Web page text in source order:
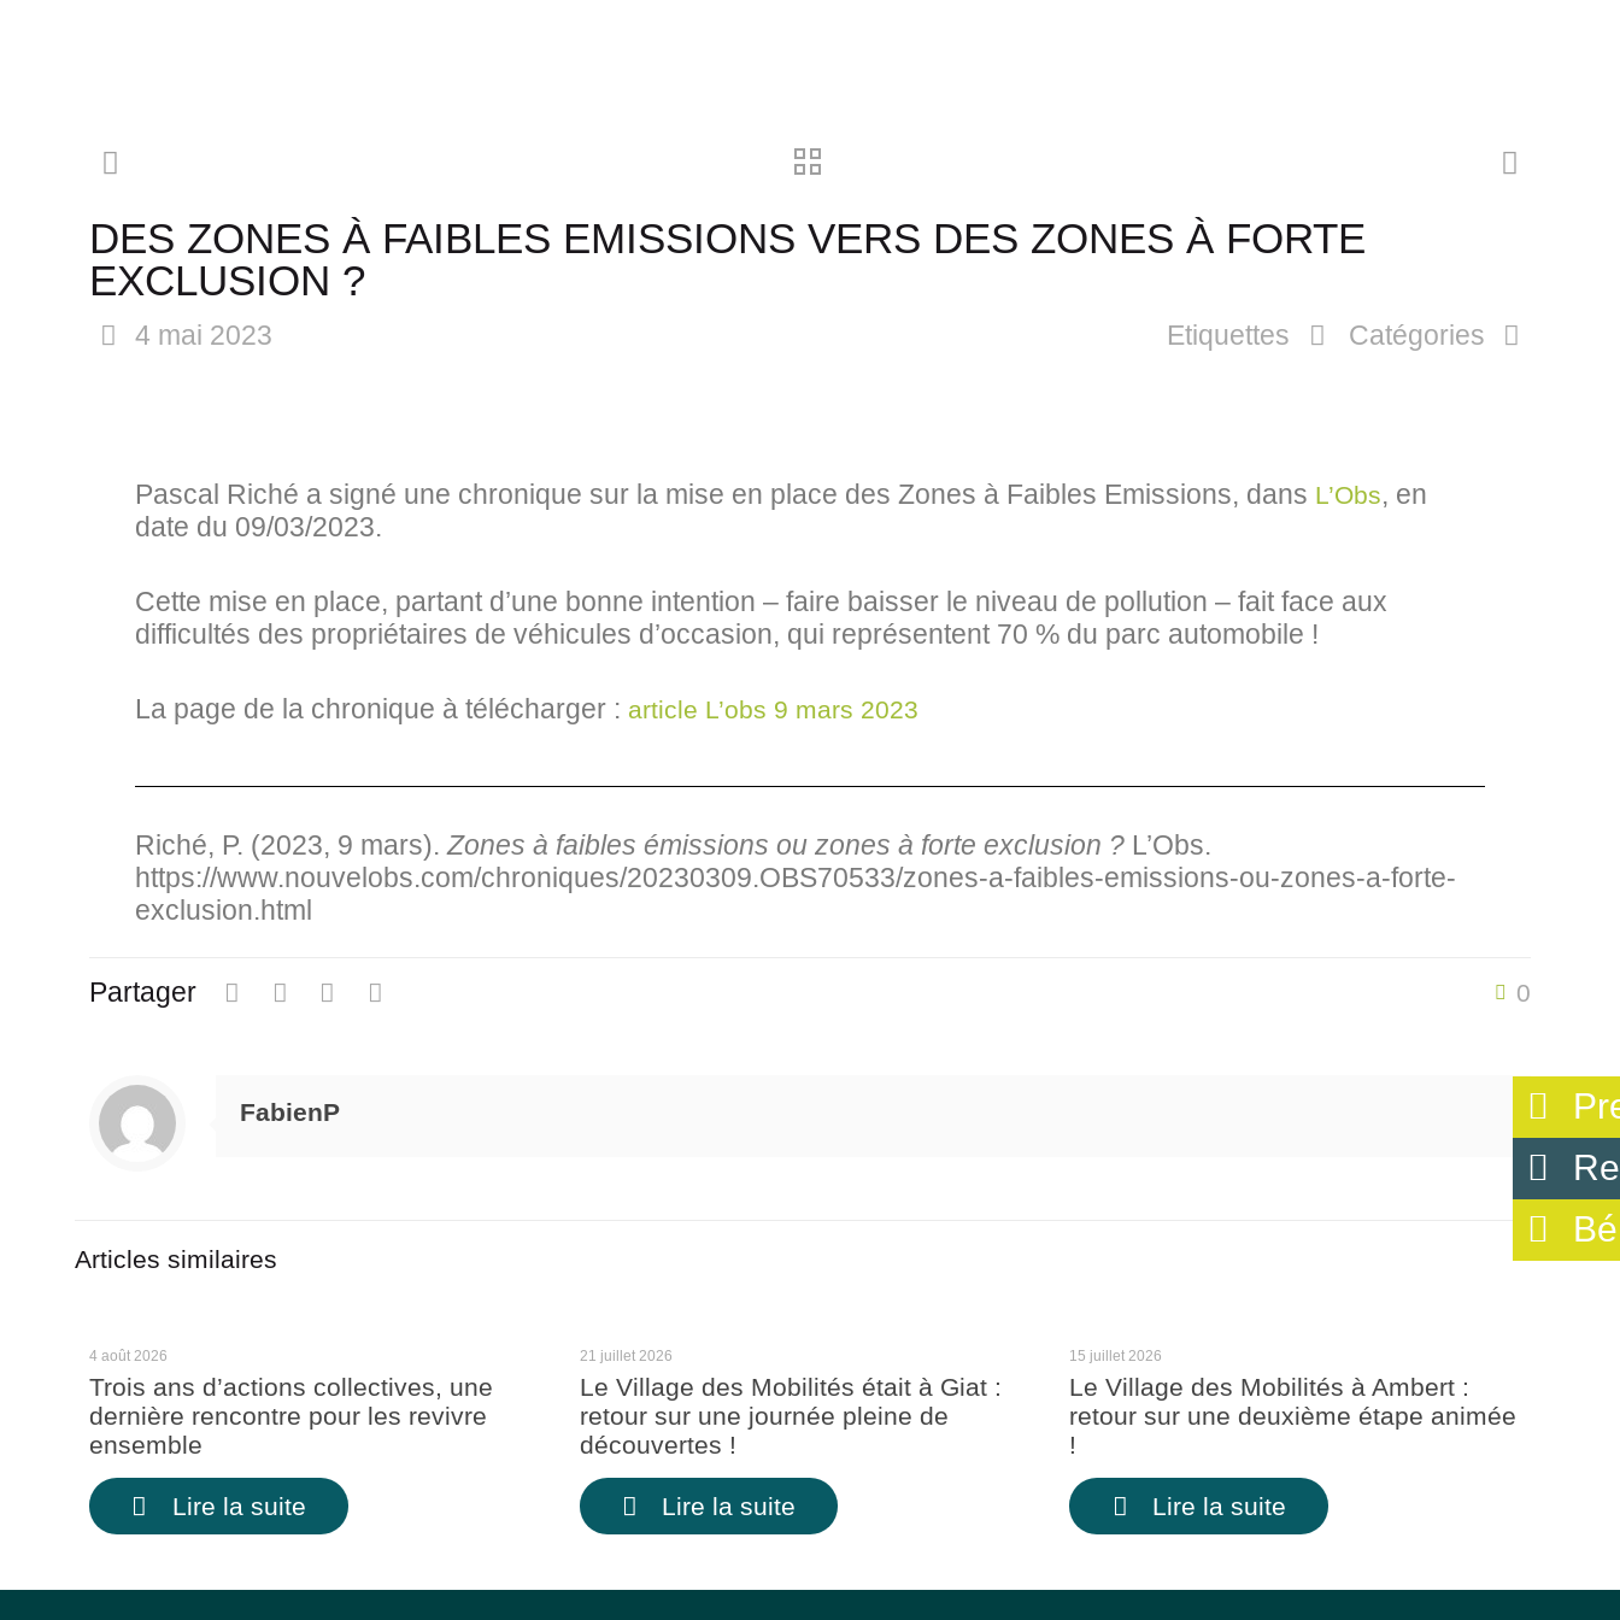
DES ZONES À FAIBLES EMISSIONS VERS DES ZONES À FORTE
EXCLUSION ?
4 mai 2023 Catégories
Etiquettes
Pascal Riché a signé une chronique sur la mise en place des Zones à Faibles Emissions, dans L’Obs, en
date du 09/03/2023.
Cette mise en place, partant d’une bonne intention – faire baisser le niveau de pollution – fait face aux
difficultés des propriétaires de véhicules d’occasion, qui représentent 70 % du parc automobile !
La page de la chronique à télécharger : article L’obs 9 mars 2023
Riché, P. (2023, 9 mars). Zones à faibles émissions ou zones à forte exclusion ? L’Obs.
https://www.nouvelobs.com/chroniques/20230309.OBS70533/zones-a-faibles-emissions-ou-zones-a-forte-
exclusion.html
Partager 0
FabienP
Articles similaires
4 août 2026
Trois ans d’actions collectives, une
dernière rencontre pour les revivre
ensemble
Lire la suite
21 juillet 2026
Le Village des Mobilités était à Giat :
retour sur une journée pleine de
découvertes !
Lire la suite
15 juillet 2026
Le Village des Mobilités à Ambert :
retour sur une deuxième étape animée
!
Lire la suite